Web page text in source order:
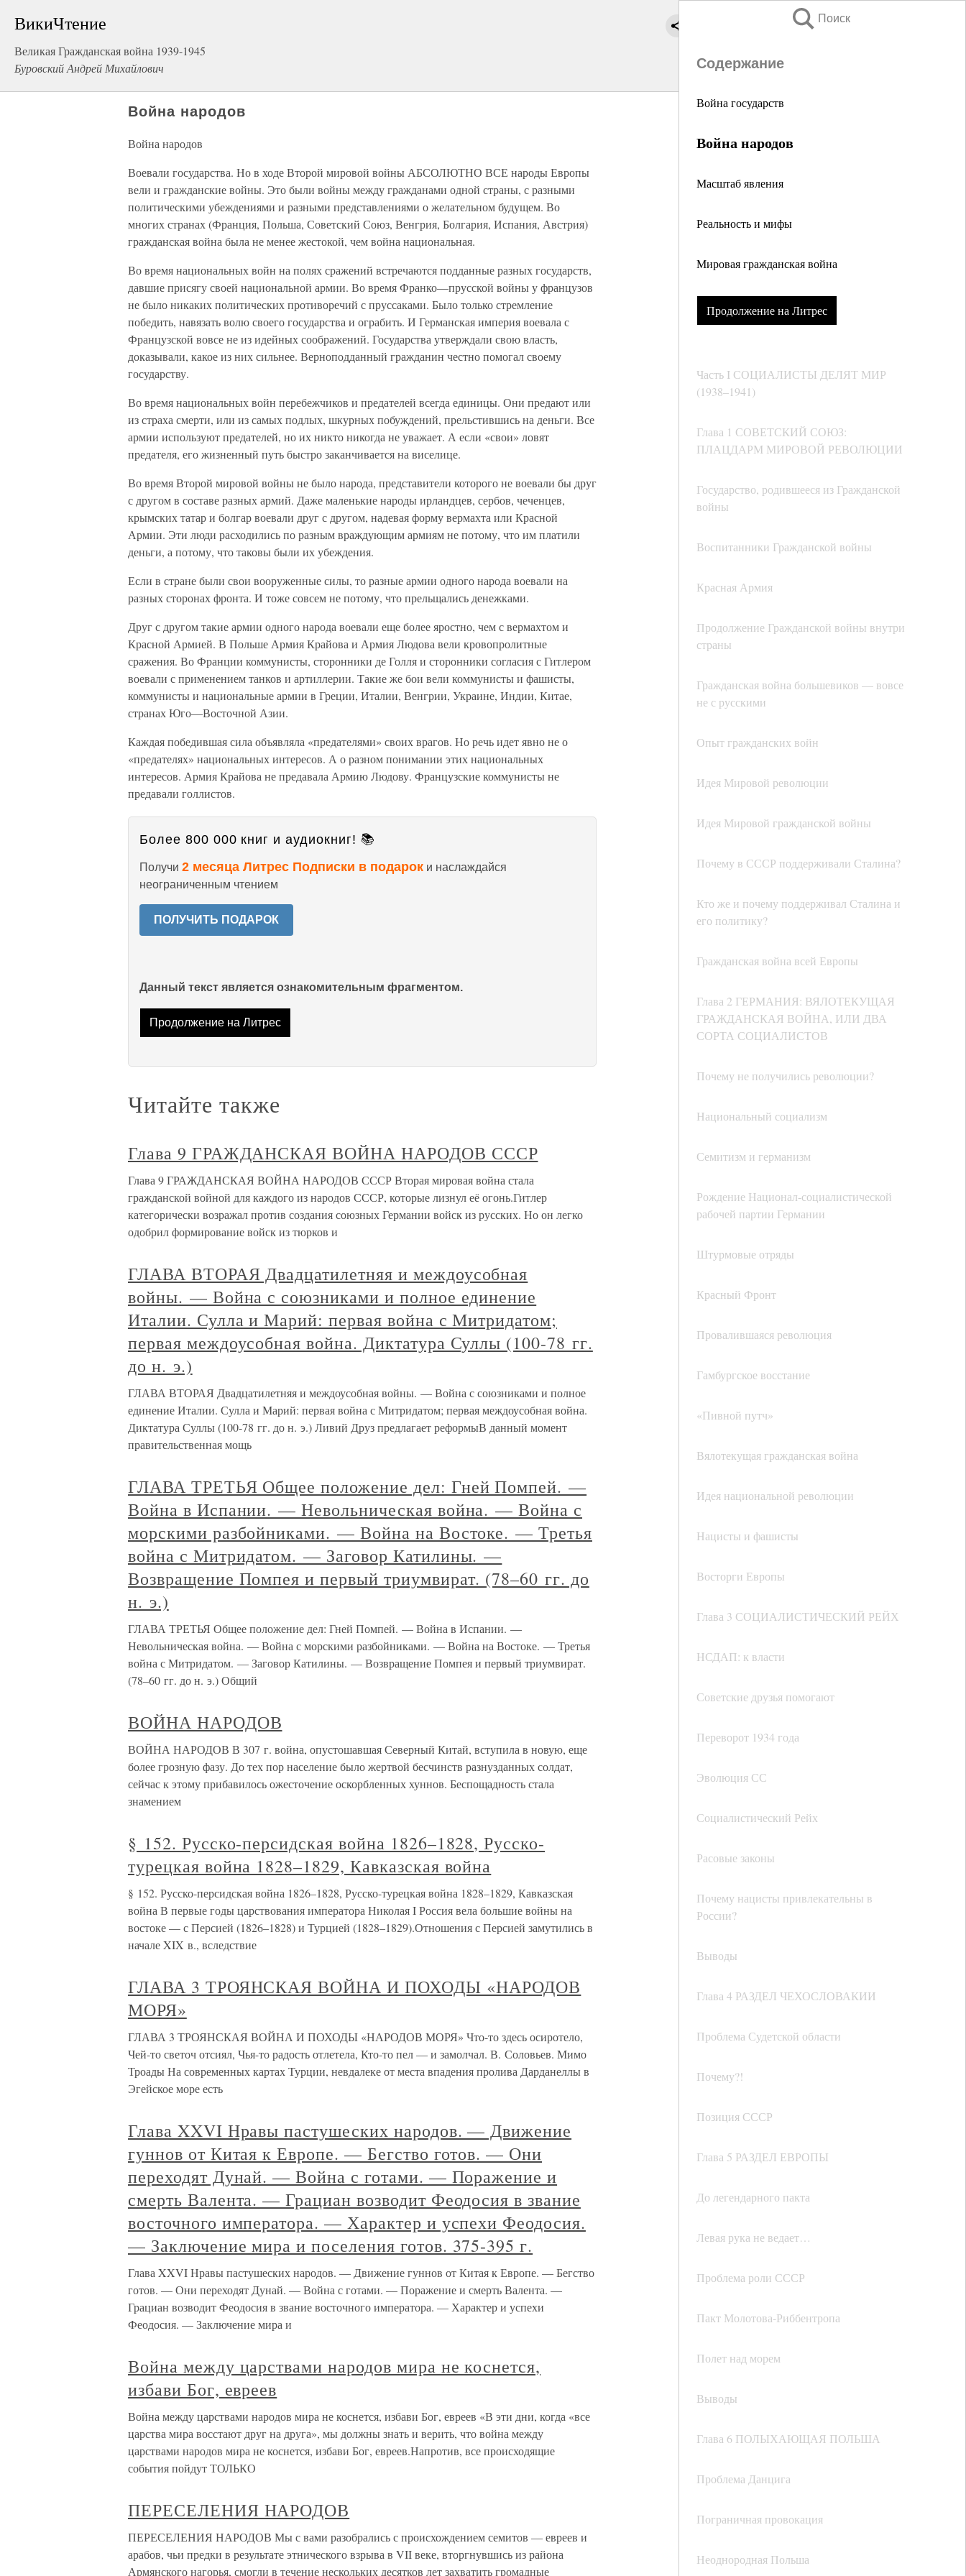
ВикиЧтение
Великая Гражданская война 1939-1945
Буровский Андрей Михайлович
Поиск
Содержание
Война государств
Война народов
Масштаб явления
Реальность и мифы
Мировая гражданская война
Продолжение на Литрес
Часть I СОЦИАЛИСТЫ ДЕЛЯТ МИР
(1938–1941)
Глава 1 СОВЕТСКИЙ СОЮЗ:
ПЛАЦДАРМ МИРОВОЙ РЕВОЛЮЦИИ
Государство, родившееся из Гражданской
войны
Воспитанники Гражданской войны
Красная Армия
Продолжение Гражданской войны внутри
страны
Гражданская война большевиков — вовсе
не с русскими
Опыт гражданских войн
Идея Мировой революции
Идея Мировой гражданской войны
Почему в СССР поддерживали Сталина?
Кто же и почему поддерживал Сталина и
его политику?
Гражданская война всей Европы
Глава 2 ГЕРМАНИЯ: ВЯЛОТЕКУЩАЯ
ГРАЖДАНСКАЯ ВОЙНА, ИЛИ ДВА
СОРТА СОЦИАЛИСТОВ
Почему не получились революции?
Национальный социализм
Семитизм и германизм
Рождение Национал-социалистической
рабочей партии Германии
Штурмовые отряды
Красный Фронт
Провалившаяся революция
Гамбургское восстание
«Пивной путч»
Вялотекущая гражданская война
Идея национальной революции
Нацисты и фашисты
Восторги Европы
Глава 3 СОЦИАЛИСТИЧЕСКИЙ РЕЙХ
НСДАП: к власти
Советские друзья помогают
Переворот 1934 года
Эволюция СС
Социалистический Рейх
Расовые законы
Почему нацисты привлекательны в
России?
Выводы
Глава 4 РАЗДЕЛ ЧЕХОСЛОВАКИИ
Проблема Судетской области
Почему?!
Позиция СССР
Глава 5 РАЗДЕЛ ЕВРОПЫ
До легендарного пакта
Левая рука не ведает…
Проблема роли СССР
Пакт Молотова-Риббентропа
Полет над морем
Выводы
Глава 6 ПОЛЫХАЮЩАЯ ПОЛЬША
Проблема Данцига
Пограничная провокация
Неоднородная Польша
Война народов
Война народов
Воевали государства. Но в ходе Второй мировой войны АБСОЛЮТНО ВСЕ народы Европы
вели и гражданские войны. Это были войны между гражданами одной страны, с разными
политическими убеждениями и разными представлениями о желательном будущем. Во
многих странах (Франция, Польша, Советский Союз, Венгрия, Болгария, Испания, Австрия)
гражданская война была не менее жестокой, чем война национальная.
Во время национальных войн на полях сражений встречаются подданные разных государств,
давшие присягу своей национальной армии. Во время Франко—прусской войны у французов
не было никаких политических противоречий с пруссаками. Было только стремление
победить, навязать волю своего государства и ограбить. И Германская империя воевала с
Французской вовсе не из идейных соображений. Государства утверждали свою власть,
доказывали, какое из них сильнее. Верноподданный гражданин честно помогал своему
государству.
Во время национальных войн перебежчиков и предателей всегда единицы. Они предают или
из страха смерти, или из самых подлых, шкурных побуждений, прельстившись на деньги. Все
армии используют предателей, но их никто никогда не уважает. А если «свои» ловят
предателя, его жизненный путь быстро заканчивается на виселице.
Во время Второй мировой войны не было народа, представители которого не воевали бы друг
с другом в составе разных армий. Даже маленькие народы ирландцев, сербов, чеченцев,
крымских татар и болгар воевали друг с другом, надевая форму вермахта или Красной
Армии. Эти люди расходились по разным враждующим армиям не потому, что им платили
деньги, а потому, что таковы были их убеждения.
Если в стране были свои вооруженные силы, то разные армии одного народа воевали на
разных сторонах фронта. И тоже совсем не потому, что прельщались денежками.
Друг с другом такие армии одного народа воевали еще более яростно, чем с вермахтом и
Красной Армией. В Польше Армия Крайова и Армия Людова вели кровопролитные
сражения. Во Франции коммунисты, сторонники де Голля и сторонники согласия с Гитлером
воевали с применением танков и артиллерии. Такие же бои вели коммунисты и фашисты,
коммунисты и национальные армии в Греции, Италии, Венгрии, Украине, Индии, Китае,
странах Юго—Восточной Азии.
Каждая победившая сила объявляла «предателями» своих врагов. Но речь идет явно не о
«предателях» национальных интересов. А о разном понимании этих национальных
интересов. Армия Крайова не предавала Армию Людову. Французские коммунисты не
предавали голлистов.
Более 800 000 книг и аудиокниг! 📚
Получи 2 месяца Литрес Подписки в подарок и наслаждайся
неограниченным чтением
ПОЛУЧИТЬ ПОДАРОК
Данный текст является ознакомительным фрагментом.
Продолжение на Литрес
Читайте также
Глава 9 ГРАЖДАНСКАЯ ВОЙНА НАРОДОВ СССР
Глава 9 ГРАЖДАНСКАЯ ВОЙНА НАРОДОВ СССР Вторая мировая война стала
гражданской войной для каждого из народов СССР, которые лизнул её огонь.Гитлер
категорически возражал против создания союзных Германии войск из русских. Но он легко
одобрил формирование войск из тюрков и
ГЛАВА ВТОРАЯ Двадцатилетняя и междоусобная
войны. — Война с союзниками и полное единение
Италии. Сулла и Марий: первая война с Митридатом;
первая междоусобная война. Диктатура Суллы (100-78 гг.
до н. э.)
ГЛАВА ВТОРАЯ Двадцатилетняя и междоусобная войны. — Война с союзниками и полное
единение Италии. Сулла и Марий: первая война с Митридатом; первая междоусобная война.
Диктатура Суллы (100-78 гг. до н. э.) Ливий Друз предлагает реформыВ данный момент
правительственная мощь
ГЛАВА ТРЕТЬЯ Общее положение дел: Гней Помпей. —
Война в Испании. — Невольническая война. — Война с
морскими разбойниками. — Война на Востоке. — Третья
война с Митридатом. — Заговор Катилины. —
Возвращение Помпея и первый триумвират. (78–60 гг. до
н. э.)
ГЛАВА ТРЕТЬЯ Общее положение дел: Гней Помпей. — Война в Испании. —
Невольническая война. — Война с морскими разбойниками. — Война на Востоке. — Третья
война с Митридатом. — Заговор Катилины. — Возвращение Помпея и первый триумвират.
(78–60 гг. до н. э.) Общий
ВОЙНА НАРОДОВ
ВОЙНА НАРОДОВ В 307 г. война, опустошавшая Северный Китай, вступила в новую, еще
более грозную фазу. До тех пор население было жертвой бесчинств разнузданных солдат,
сейчас к этому прибавилось ожесточение оскорбленных хуннов. Беспощадность стала
знамением
§ 152. Русско-персидская война 1826–1828, Русско-
турецкая война 1828–1829, Кавказская война
§ 152. Русско-персидская война 1826–1828, Русско-турецкая война 1828–1829, Кавказская
война В первые годы царствования императора Николая I Россия вела большие войны на
востоке — с Персией (1826–1828) и Турцией (1828–1829).Отношения с Персией замутились в
начале XIX в., вследствие
ГЛАВА 3 ТРОЯНСКАЯ ВОЙНА И ПОХОДЫ «НАРОДОВ
МОРЯ»
ГЛАВА 3 ТРОЯНСКАЯ ВОЙНА И ПОХОДЫ «НАРОДОВ МОРЯ» Что-то здесь осиротело,
Чей-то светоч отсиял, Чья-то радость отлетела, Кто-то пел — и замолчал. В. Соловьев. Мимо
Троады На современных картах Турции, невдалеке от места впадения пролива Дарданеллы в
Эгейское море есть
Глава XXVI Нравы пастушеских народов. — Движение
гуннов от Китая к Европе. — Бегство готов. — Они
переходят Дунай. — Война с готами. — Поражение и
смерть Валента. — Грациан возводит Феодосия в звание
восточного императора. — Характер и успехи Феодосия.
— Заключение мира и поселения готов. 375-395 г.
Глава XXVI Нравы пастушеских народов. — Движение гуннов от Китая к Европе. — Бегство
готов. — Они переходят Дунай. — Война с готами. — Поражение и смерть Валента. —
Грациан возводит Феодосия в звание восточного императора. — Характер и успехи
Феодосия. — Заключение мира и
Война между царствами народов мира не коснется,
избави Бог, евреев
Война между царствами народов мира не коснется, избави Бог, евреев «В эти дни, когда «все
царства мира восстают друг на друга», мы должны знать и верить, что война между
царствами народов мира не коснется, избави Бог, евреев.Напротив, все происходящие
события пойдут ТОЛЬКО
ПЕРЕСЕЛЕНИЯ НАРОДОВ
ПЕРЕСЕЛЕНИЯ НАРОДОВ Мы с вами разобрались с происхождением семитов — евреев и
арабов, чьи предки в результате этнического взрыва в VII веке, вторгнувшись из района
Армянского нагорья, смогли в течение нескольких десятков лет захватить громадные